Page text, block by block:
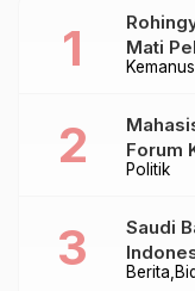
Mati
Politik
Forum
Berita
Saudi
Baru